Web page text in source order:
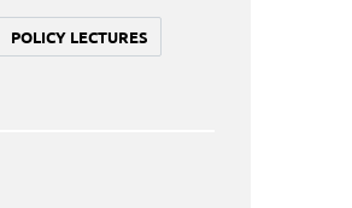
POLICY LECTURES